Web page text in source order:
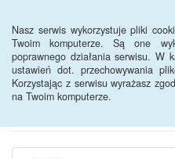
Nasz serwis wykorzystuje pliki
Twoim komputerze. Są one
poprawnego działania serwisu. W
ustawień dot. przechowywania
Korzystając z serwisu wyrażasz
na Twoim komputerze.
BIP - Urząd